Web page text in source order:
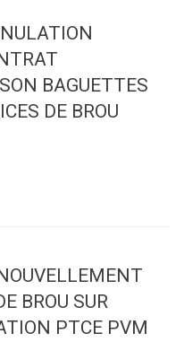
BAGUETTES
DE BROU
BROU SUR
PTCE PVM